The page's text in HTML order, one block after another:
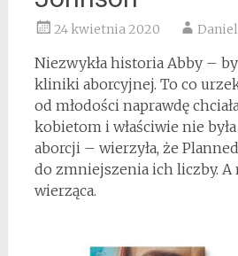
24 kwietnia 2020 Daniel
Niezwykła historia Abby –
kliniki aborcyjnej. To co
od młodości naprawdę
kobietom i właściwie nie
aborcji – wierzyła, że
do zmniejszenia ich liczby. A
wierząca.